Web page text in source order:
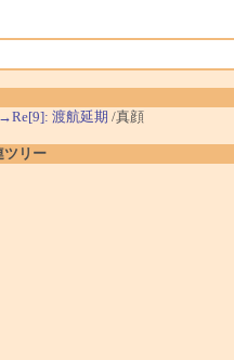
→Re[9]: 渡航延期 /真顔
ツリー